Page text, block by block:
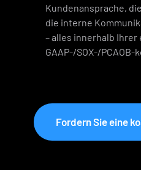
Kundenansprache,
die interne
– alles innerhalb
GAAP-/SOX-/
Fordern Sie eine